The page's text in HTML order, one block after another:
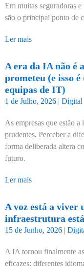
Em muitas seguradoras
são o principal ponto de
Ler mais
A era da IA não é
prometeu (e isso
equipas de IT)
1 de Julho, 2026 | Digital
As empresas que estão
prudentes. Perceber a
forma deliberada altera
futuro.
Ler mais
A voz está a viver
infraestrutura
15 de Junho, 2026 |
A IA tornou finalmente
eficazes: diferentes